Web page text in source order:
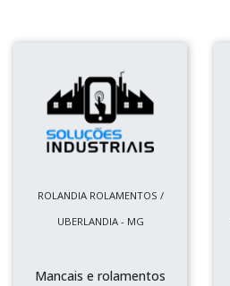
ROLANDIA ROLAMENTOS /
UBERLANDIA - MG
Mancais e rolamentos